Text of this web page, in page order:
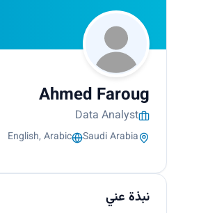
Ahmed Faroug
Data Analyst
Saudi Arabia
English, Arabic
نبذة عني